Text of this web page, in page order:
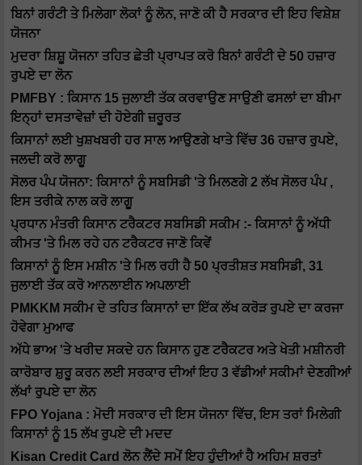
ਬਿਨਾਂ ਗਰੰਟੀ ਤੇ ਮਿਲੇਗਾ ਲੋਕਾਂ ਨੂੰ ਲੋਨ, ਜਾਣੋ ਕੀ ਹੈ ਸਰਕਾਰ ਦੀ ਇਹ ਵਿਸ਼ੇਸ਼
ਯੋਜਨਾ
ਮੁਦਰਾ ਸ਼ਿਸ਼ੂ ਯੋਜਨਾ ਤਹਿਤ ਛੇਤੀ ਪ੍ਰਾਪਤ ਕਰੋ ਬਿਨਾਂ ਗਰੰਟੀ ਦੇ 50 ਹਜ਼ਾਰ
ਰੁਪਏ ਦਾ ਲੋਨ
PMFBY : ਕਿਸਾਨ 15 ਜੁਲਾਈ ਤੱਕ ਕਰਵਾਉਣ ਸਾਉਣੀ ਫਸਲਾਂ ਦਾ ਬੀਮਾ
ਇਨ੍ਹਾਂ ਦਸਤਾਵੇਜ਼ਾਂ ਦੀ ਹੋਏਗੀ ਜ਼ਰੂਰਤ
ਕਿਸਾਨਾਂ ਲਈ ਖੁਸ਼ਖਬਰੀ ਹਰ ਸਾਲ ਆਉਣਗੇ ਖਾਤੇ ਵਿੱਚ 36 ਹਜ਼ਾਰ ਰੁਪਏ,
ਜਲਦੀ ਕਰੋ ਲਾਗੂ
ਸੋਲਰ ਪੰਪ ਯੋਜਨਾ: ਕਿਸਾਨਾਂ ਨੂੰ ਸਬਸਿਡੀ 'ਤੇ ਮਿਲਣਗੇ 2 ਲੱਖ ਸੋਲਰ ਪੰਪ ,
ਇਸ ਤਰੀਕੇ ਨਾਲ ਕਰੋ ਲਾਗੂ
ਪ੍ਰਧਾਨ ਮੰਤਰੀ ਕਿਸਾਨ ਟਰੈਕਟਰ ਸਬਸਿਡੀ ਸਕੀਮ :- ਕਿਸਾਨਾਂ ਨੂੰ ਅੱਧੀ
ਕੀਮਤ 'ਤੇ ਮਿਲ ਰਹੇ ਹਨ ਟਰੈਕਟਰ ਜਾਣੋ ਕਿਵੇਂ
ਕਿਸਾਨਾਂ ਨੂੰ ਇਸ ਮਸ਼ੀਨ 'ਤੇ ਮਿਲ ਰਹੀ ਹੈ 50 ਪ੍ਰਤੀਸ਼ਤ ਸਬਸਿਡੀ, 31
ਜੁਲਾਈ ਤੱਕ ਕਰੋ ਆਨਲਾਈਨ ਅਪਲਾਈ
PMKKM ਸਕੀਮ ਦੇ ਤਹਿਤ ਕਿਸਾਨਾਂ ਦਾ ਇੱਕ ਲੱਖ ਕਰੋੜ ਰੁਪਏ ਦਾ ਕਰਜਾ
ਹੋਵੇਗਾ ਮੁਆਫ
ਅੱਧੇ ਭਾਅ 'ਤੇ ਖਰੀਦ ਸਕਦੇ ਹਨ ਕਿਸਾਨ ਹੁਣ ਟਰੈਕਟਰ ਅਤੇ ਖੇਤੀ ਮਸ਼ੀਨਰੀ
ਕਾਰੋਬਾਰ ਸ਼ੁਰੂ ਕਰਨ ਲਈ ਸਰਕਾਰ ਦੀਆਂ ਇਹ 3 ਵੱਡੀਆਂ ਸਕੀਮਾਂ ਦੇਣਗੀਆਂ
ਲੱਖਾਂ ਰੁਪਏ ਦਾ ਲੋਨ
FPO Yojana : ਮੋਦੀ ਸਰਕਾਰ ਦੀ ਇਸ ਯੋਜਨਾ ਵਿੱਚ, ਇਸ ਤਰਾਂ ਮਿਲੇਗੀ
ਕਿਸਾਨਾਂ ਨੂੰ 15 ਲੱਖ ਰੁਪਏ ਦੀ ਮਦਦ
Kisan Credit Card ਲੋਨ ਲੈਂਦੇ ਸਮੇਂ ਇਹ ਹੁੰਦੀਆਂ ਹੈ ਅਹਿਮ ਸ਼ਰਤਾਂ